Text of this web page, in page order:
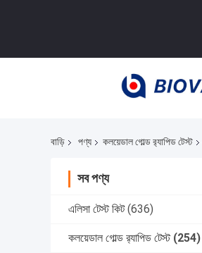
বাড়ি পণ্য কলয়েডাল গোল্ড র‍্যাপিড টেস্ট
সব পণ্য
এলিসা টেস্ট কিট (636)
কলয়েডাল গোল্ড র‍্যাপিড টেস্ট (254)